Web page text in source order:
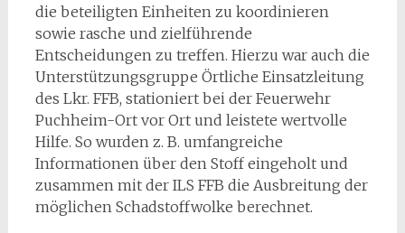
die beteiligten Einheiten zu koordinieren
sowie rasche und zielführende
Entscheidungen zu treffen. Hierzu war auch die
Unterstützungsgruppe Örtliche Einsatzleitung
des Lkr. FFB, stationiert bei der Feuerwehr
Puchheim-Ort vor Ort und leistete wertvolle
Hilfe. So wurden z. B. umfangreiche
Informationen über den Stoff eingeholt und
zusammen mit der ILS FFB die Ausbreitung der
möglichen Schadstoffwolke berechnet.